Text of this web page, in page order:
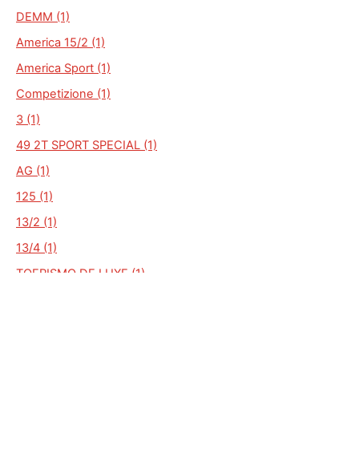
DEMM (1)
America 15/2 (1)
America Sport (1)
Competizione (1)
3 (1)
49 2T SPORT SPECIAL (1)
AG (1)
125 (1)
13/2 (1)
13/4 (1)
TOERISMO DE LUXE (1)